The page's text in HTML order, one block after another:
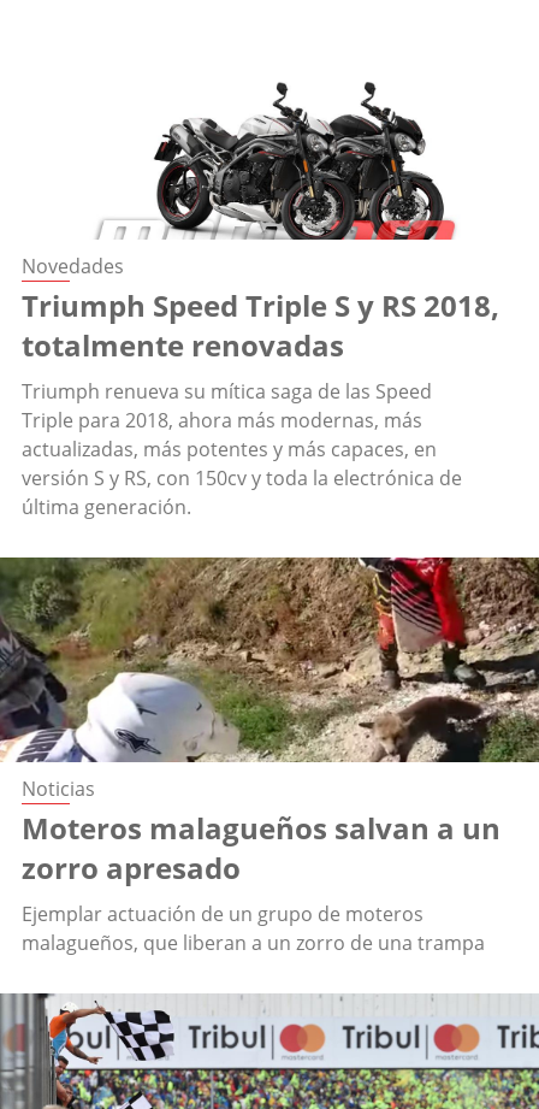
Novedades
Triumph Speed Triple S y RS 2018,
totalmente renovadas
Triumph renueva su mítica saga de las Speed
Triple para 2018, ahora más modernas, más
actualizadas, más potentes y más capaces, en
versión S y RS, con 150cv y toda la electrónica de
última generación.
Noticias
Moteros malagueños salvan a un
zorro apresado
Ejemplar actuación de un grupo de moteros
malagueños, que liberan a un zorro de una trampa